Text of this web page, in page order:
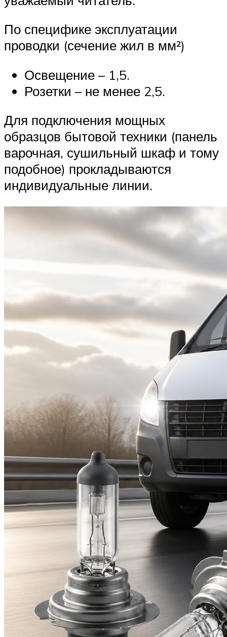
По специфике эксплуатации
проводки (сечение жил в мм²)
Освещение – 1,5.
Розетки – не менее 2,5.
Для подключения мощных
образцов бытовой техники (панель
варочная, сушильный шкаф и тому
подобное) прокладываются
индивидуальные линии.